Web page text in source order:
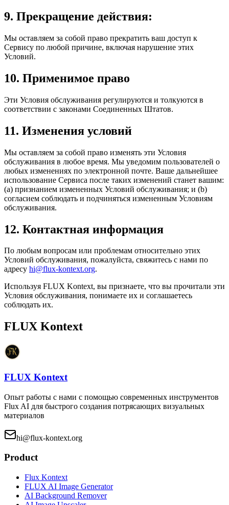
9. Прекращение действия:
Мы оставляем за собой право прекратить ваш доступ к
Сервису по любой причине, включая нарушение этих
Условий.
10. Применимое право
Эти Условия обслуживания регулируются и толкуются в
соответствии с законами Соединенных Штатов.
11. Изменения условий
Мы оставляем за собой право изменять эти Условия
обслуживания в любое время. Мы уведомим пользователей о
любых изменениях по электронной почте. Ваше дальнейшее
использование Сервиса после таких изменений станет вашим:
(a) признанием измененных Условий обслуживания; и (b)
согласием соблюдать и подчиняться измененным Условиям
обслуживания.
12. Контактная информация
По любым вопросам или проблемам относительно этих
Условий обслуживания, пожалуйста, свяжитесь с нами по
адресу hi@flux-kontext.org.
Используя FLUX Kontext, вы признаете, что вы прочитали эти
Условия обслуживания, понимаете их и соглашаетесь
соблюдать их.
FLUX Kontext
FLUX Kontext
Опыт работы с нами с помощью современных инструментов
Flux AI для быстрого создания потрясающих визуальных
материалов
hi@flux-kontext.org
Product
Flux Kontext
FLUX AI Image Generator
AI Background Remover